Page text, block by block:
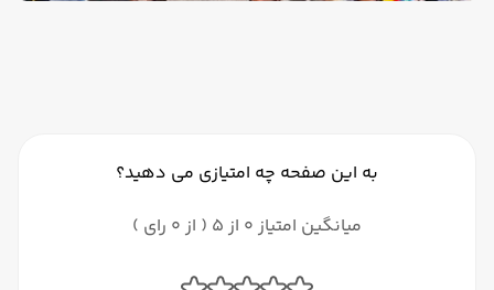
به این صفحه چه امتیازی می دهید؟
میانگین امتیاز 0 از 5 ( از 0 رای )